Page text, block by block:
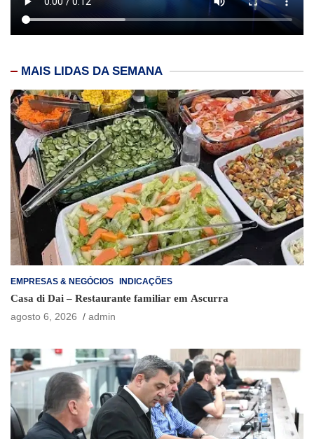
MAIS LIDAS DA SEMANA
EMPRESAS & NEGÓCIOS INDICAÇÕES
Casa di Dai – Restaurante familiar em Ascurra
agosto 6, 2026
admin